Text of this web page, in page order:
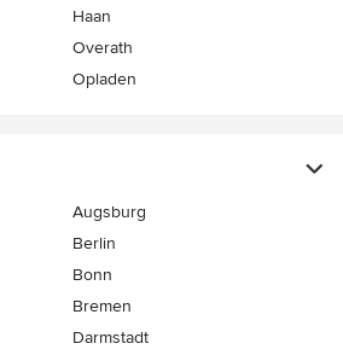
Haan
Overath
Opladen
Augsburg
Berlin
Bonn
Bremen
Darmstadt